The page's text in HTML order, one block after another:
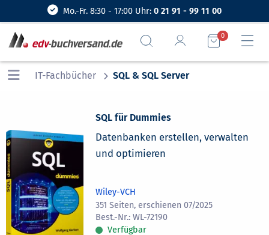
Mo.-Fr. 8:30 - 17:00 Uhr: 0 21 91 - 99 11 00
0
IT-Fachbücher SQL & SQL Server
SQL für Dummies
Datenbanken erstellen, verwalten
und optimieren
Wiley-VCH
351 Seiten, erschienen 07/2025
WL-72190
Verfügbar